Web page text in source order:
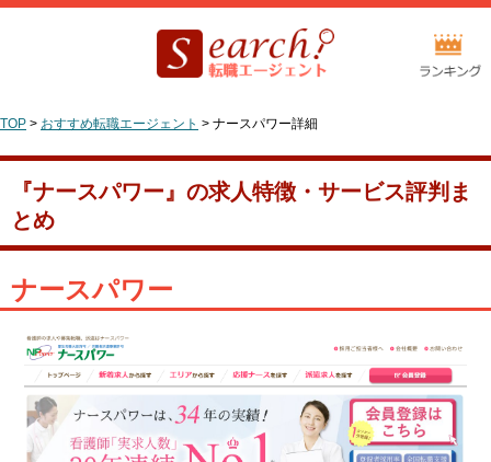
TOP > おすすめ転職エージェント > ナースパワー詳細
『ナースパワー』の求人特徴・サービス評判ま
とめ
ナースパワー